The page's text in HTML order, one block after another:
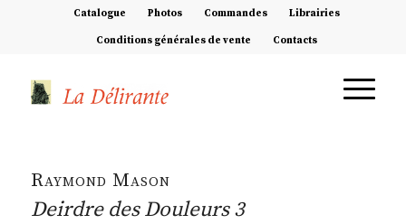
Catalogue Photos Commandes Librairies
Conditions générales de vente Contacts
Raymond Mason
Deirdre des Douleurs 3